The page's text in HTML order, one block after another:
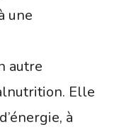
une
autre
Elle
à